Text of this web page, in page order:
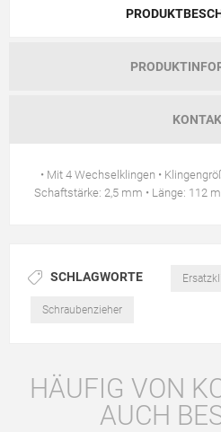
• Mit 4 Wechselklingen •
Schaftstärke: 2,5 mm • Länge: 112
SCHLAGWORTE
Schraubenzieher
HÄUFIG VON
AUCH